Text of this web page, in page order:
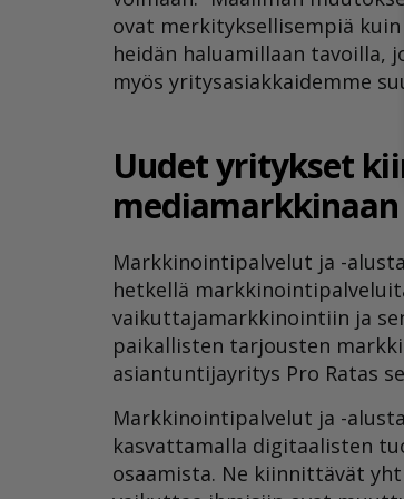
ovat merkityksellisempiä kuin
heidän haluamillaan tavoilla,
myös yritysasiakkaidemme
Uudet yritykset
mediamarkkinaan
Markkinointipalvelut ja -
hetkellä
vaikuttajamarkkinointiin ja
paikallisten tarjousten
asiantuntijayritys Pro Ratas
Markkinointipalvelut ja -
kasvattamalla digitaalisten
osaamista. Ne kiinnittävät